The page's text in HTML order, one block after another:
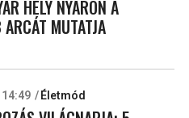
HELY NYÁRON A
ARCÁT MUTATJA
Életmód